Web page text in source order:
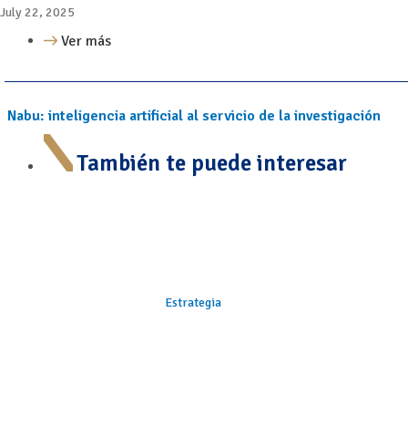
July 22, 2025
Ver más
Nabu: inteligencia artificial al servicio de la investigación
También te puede interesar
Estrategia